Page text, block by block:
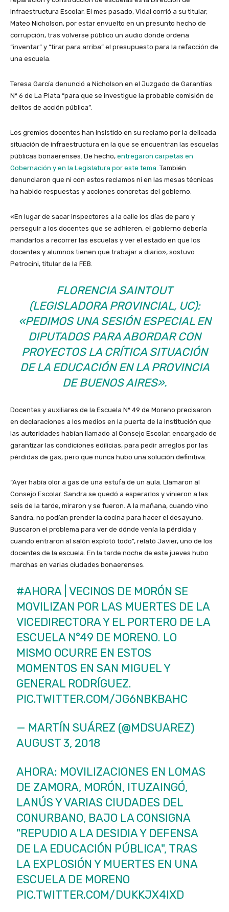
Infraestructura Escolar. El mes pasado, Vidal corrió a su titular,
Mateo Nicholson, por estar envuelto en un presunto hecho de
corrupción, tras volverse público un audio donde ordena
“inventar” y “tirar para arriba” el presupuesto para la refacción de
una escuela.
Teresa García denunció a Nicholson en el Juzgado de Garantías
Nº 6 de La Plata “para que se investigue la probable comisión de
delitos de acción pública”.
Los gremios docentes han insistido en su reclamo por la delicada
situación de infraestructura en la que se encuentran las escuelas
públicas bonaerenses. De hecho, entregaron carpetas en
Gobernación y en la Legislatura por este tema . También
denunciaron que ni con estos reclamos ni en las mesas técnicas
ha habido respuestas y acciones concretas del gobierno.
«En lugar de sacar inspectores a la calle los días de paro y
perseguir a los docentes que se adhieren, el gobierno debería
mandarlos a recorrer las escuelas y ver el estado en que los
docentes y alumnos tienen que trabajar a diario», sostuvo
Petrocini, titular de la FEB.
FLORENCIA SAINTOUT
(LEGISLADORA PROVINCIAL, UC):
«PEDIMOS UNA SESIÓN ESPECIAL EN
DIPUTADOS PARA ABORDAR CON
PROYECTOS LA CRÍTICA SITUACIÓN
DE LA EDUCACIÓN EN LA PROVINCIA
DE BUENOS AIRES».
Docentes y auxiliares de la Escuela Nº 49 de Moreno precisaron
en declaraciones a los medios en la puerta de la institución que
las autoridades habían llamado al Consejo Escolar, encargado de
garantizar las condiciones edilicias, para pedir arreglos por las
pérdidas de gas, pero que nunca hubo una solución definitiva.
“Ayer había olor a gas de una estufa de un aula. Llamaron al
Consejo Escolar. Sandra se quedó a esperarlos y vinieron a las
seis de la tarde, miraron y se fueron. A la mañana, cuando vino
Sandra, no podían prender la cocina para hacer el desayuno.
Buscaron el problema para ver de dónde venía la pérdida y
cuando entraron al salón explotó todo”, relató Javier, uno de los
docentes de la escuela. En la tarde noche de este jueves hubo
marchas en varias ciudades bonaerenses.
#AHORA| VECINOS DE MORÓN SE
MOVILIZAN POR LAS MUERTES DE LA
VICEDIRECTORA Y EL PORTERO DE LA
ESCUELA N°49 DE MORENO. LO
MISMO OCURRE EN ESTOS
MOMENTOS EN SAN MIGUEL Y
GENERAL RODRÍGUEZ.
PIC.TWITTER.COM/JG6NBKBAHC
— MARTÍN SUÁREZ (@MDSUAREZ)
AUGUST 3, 2018
AHORA: MOVILIZACIONES EN LOMAS
DE ZAMORA, MORÓN, ITUZAINGÓ,
LANÚS Y VARIAS CIUDADES DEL
CONURBANO, BAJO LA CONSIGNA
"REPUDIO A LA DESIDIA Y DEFENSA
DE LA EDUCACIÓN PÚBLICA", TRAS
LA EXPLOSIÓN Y MUERTES EN UNA
ESCUELA DE MORENO
PIC.TWITTER.COM/DUKKJX4IXD